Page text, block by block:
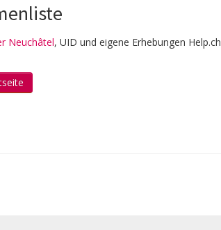
Neuchâtel, UID und eigene Erhebungen Help.ch